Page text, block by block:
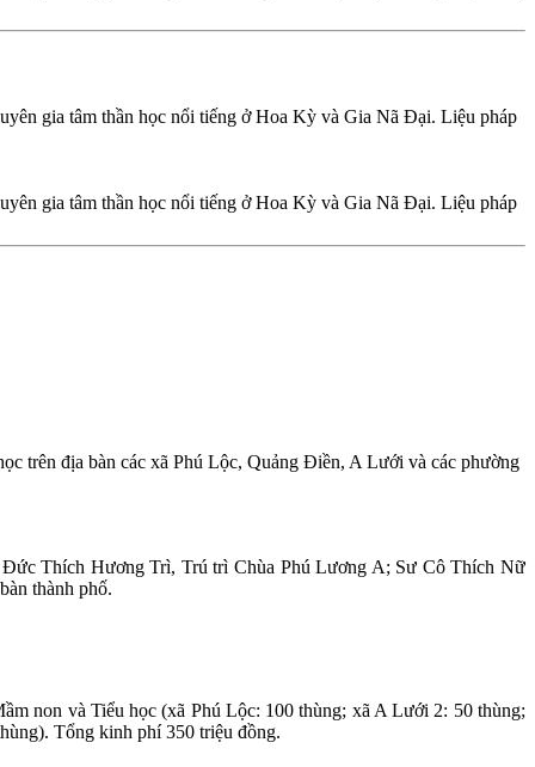
gia tâm thần học nổi tiếng ở Hoa Kỳ và Gia Nã Đại. Liệu pháp
gia tâm thần học nổi tiếng ở Hoa Kỳ và Gia Nã Đại. Liệu pháp
trên địa bàn các xã Phú Lộc, Quảng Điền, A Lưới và các phường
Thích Hương Trì, Trú trì Chùa Phú Lương A; Sư Cô Thích Nữ
thành phố.
non và Tiểu học (xã Phú Lộc: 100 thùng; xã A Lưới 2: 50 thùng;
Tổng kinh phí 350 triệu đồng.